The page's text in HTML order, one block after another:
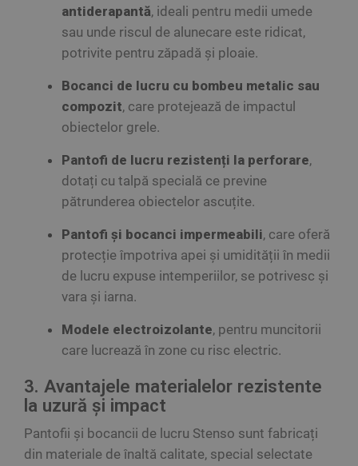
antiderapantă, ideali pentru medii umede
sau unde riscul de alunecare este ridicat,
potrivite pentru zăpadă și ploaie.
Bocanci de lucru cu bombeu metalic sau
compozit, care protejează de impactul
obiectelor grele.
Pantofi de lucru rezistenți la perforare,
dotați cu talpă specială ce previne
pătrunderea obiectelor ascuțite.
Pantofi și bocanci impermeabili, care oferă
protecție împotriva apei și umidității în medii
de lucru expuse intemperiilor, se potrivesc și
vara și iarna.
Modele electroizolante, pentru muncitorii
care lucrează în zone cu risc electric.
3. Avantajele materialelor rezistente
la uzură și impact
Pantofii și bocancii de lucru Stenso sunt fabricați
din materiale de înaltă calitate, special selectate